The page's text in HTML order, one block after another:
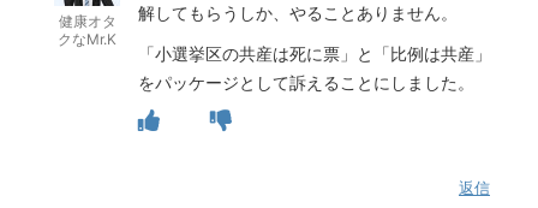
健康オタ
クなMr.K
解してもらうしか、やることありません。
「小選挙区の共産は死に票」と「比例は共産」
をパッケージとして訴えることにしました。
返信